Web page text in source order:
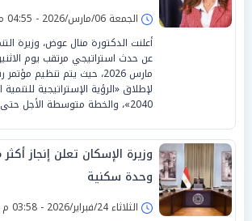
الجمعة 06/مارس/2026 - 04:55 م
أعلنت الدكتورة منال عوض، وزيرة
مارس 2026، حيث يتم تنظيم
لإطلاق «الرؤية الإستراتيجية للتنمية
2040»، والخطة متوسطة الأجل حتى عام 2030.
وحدة سكنية
الثلاثاء 24/فبراير/2026 - 03:58 م